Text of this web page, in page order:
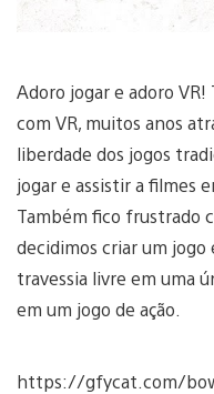
Adoro jogar e adoro
com VR, muitos anos
liberdade dos jogos
jogar e assistir a filmes
Também fico frustrado
decidimos criar um
travessia livre em uma
em um jogo de ação.
https://gfycat.com/